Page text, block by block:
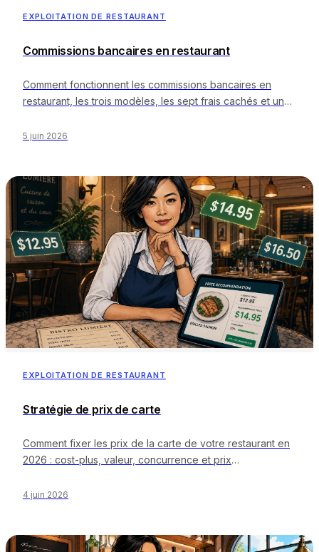
Avis
Assistance
COMMENCER
Contact
Carrières
Réserver une démonstration
LANGUE
ENESDE FRIT
EXPLOITATION DE RESTAURANT
Commissions bancaires en restaurant
Comment fonctionnent les commissions bancaires en
restaurant, les trois modèles, les sept frais cachés et un
5 juin 2026
EXPLOITATION DE RESTAURANT
Stratégie de prix de carte
Comment fixer les prix de la carte de votre restaurant en
2026 : cost-plus, valeur, concurrence et prix
4 juin 2026